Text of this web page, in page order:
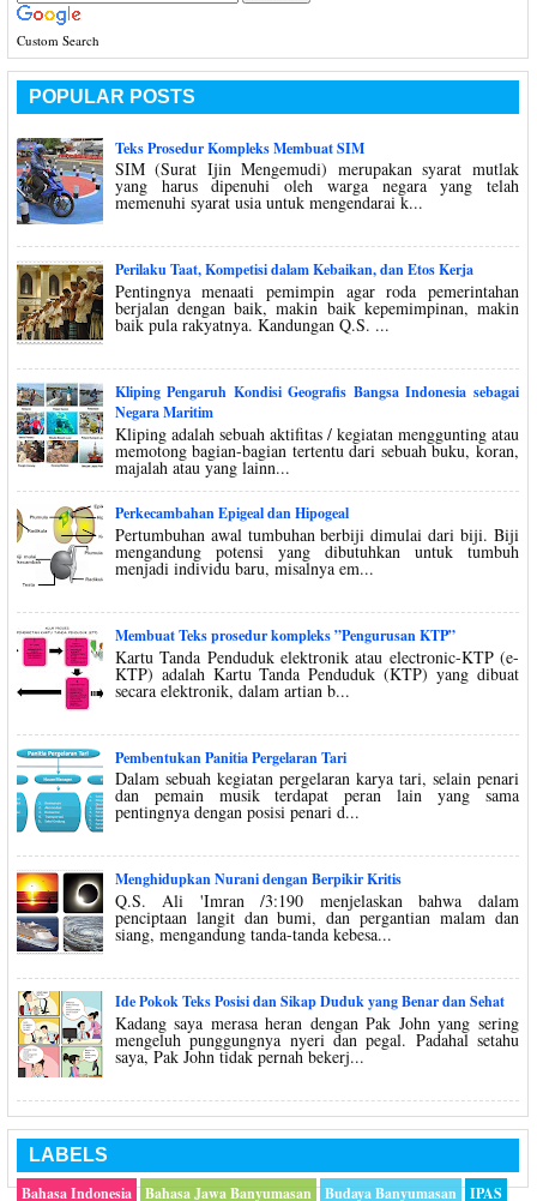
Custom Search
POPULAR POSTS
Teks Prosedur Kompleks Membuat SIM
SIM (Surat Ijin Mengemudi) merupakan syarat mutlak
yang harus dipenuhi oleh warga negara yang telah
memenuhi syarat usia untuk mengendarai k...
Perilaku Taat, Kompetisi dalam Kebaikan, dan Etos Kerja
Pentingnya menaati pemimpin agar roda pemerintahan
berjalan dengan baik, makin baik kepemimpinan, makin
baik pula rakyatnya. Kandungan Q.S. ...
Kliping Pengaruh Kondisi Geografis Bangsa Indonesia sebagai
Negara Maritim
Kliping adalah sebuah aktifitas / kegiatan menggunting atau
memotong bagian-bagian tertentu dari sebuah buku, koran,
majalah atau yang lainn...
Perkecambahan Epigeal dan Hipogeal
Pertumbuhan awal tumbuhan berbiji dimulai dari biji. Biji
mengandung potensi yang dibutuhkan untuk tumbuh
menjadi individu baru, misalnya em...
Membuat Teks prosedur kompleks ”Pengurusan KTP”
Kartu Tanda Penduduk elektronik atau electronic-KTP (e-
KTP) adalah Kartu Tanda Penduduk (KTP) yang dibuat
secara elektronik, dalam artian b...
Pembentukan Panitia Pergelaran Tari
Dalam sebuah kegiatan pergelaran karya tari, selain penari
dan pemain musik terdapat peran lain yang sama
pentingnya dengan posisi penari d...
Menghidupkan Nurani dengan Berpikir Kritis
Q.S. Ali 'Imran /3:190 menjelaskan bahwa dalam
penciptaan langit dan bumi, dan pergantian malam dan
siang, mengandung tanda-tanda kebesa...
Ide Pokok Teks Posisi dan Sikap Duduk yang Benar dan Sehat
Kadang saya merasa heran dengan Pak John yang sering
mengeluh punggungnya nyeri dan pegal. Padahal setahu
saya, Pak John tidak pernah bekerj...
LABELS
Bahasa Indonesia
Bahasa Jawa Banyumasan Budaya Banyumasan IPAS